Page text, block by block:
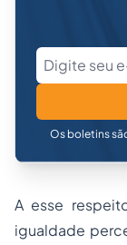
Os boletins
A esse
igualdade